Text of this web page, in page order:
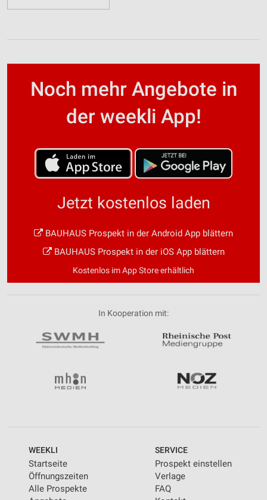
Noch mehr Angebote in
der weekli App!
Jetzt kostenlos laden
BAUHAUS Prospekt in der Android App blättern
BAUHAUS Prospekt in der iOS App blättern
Kostenlos im App Store erhältlich
In Kooperation mit:
WEEKLI
Startseite
Öffnungszeiten
Alle Prospekte
SERVICE
Prospekt einstellen
Verlage
FAQ